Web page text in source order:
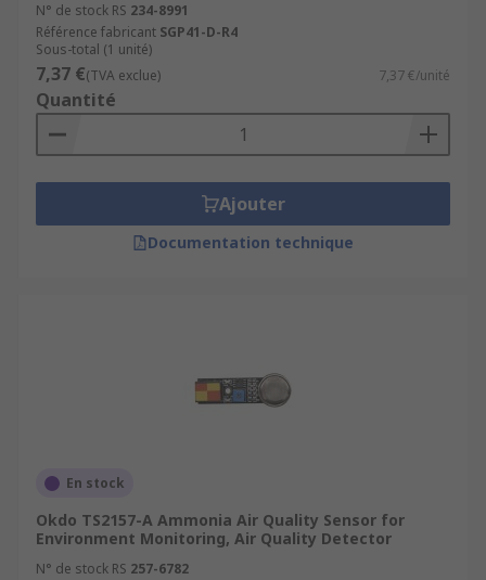
N° de stock RS 234-8991
Référence fabricant SGP41-D-R4
Sous-total (1 unité)
7,37 €(TVA exclue) 7,37 €/unité
Quantité
Ajouter
Documentation technique
En stock
Okdo TS2157-A Ammonia Air Quality Sensor for
Environment Monitoring, Air Quality Detector
N° de stock RS 257-6782